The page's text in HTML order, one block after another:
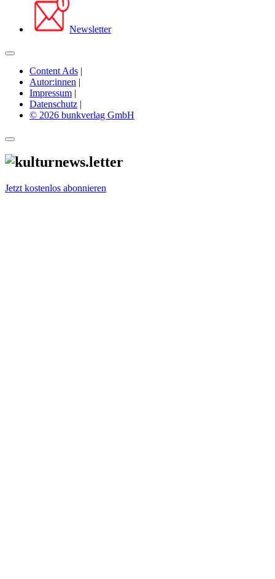
Newsletter
Content Ads |
Autor:innen |
Impressum |
Datenschutz |
© 2026 bunkverlag GmbH
Jetzt kostenlos abonnieren